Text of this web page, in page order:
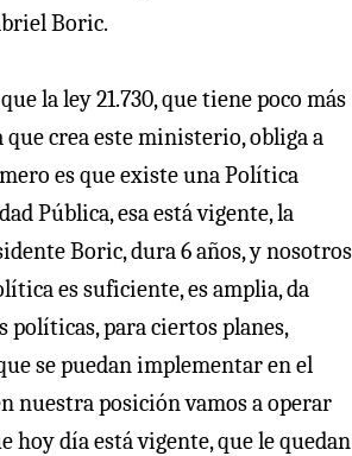
Boric.
la ley 21.730, que tiene poco más
que crea este ministerio, obliga a
es que existe una Política
Pública, esa está vigente, la
Boric, dura 6 años, y nosotros
es suficiente, es amplia, da
políticas, para ciertos planes,
se puedan implementar en el
nuestra posición vamos a operar
hoy día está vigente, que le quedan